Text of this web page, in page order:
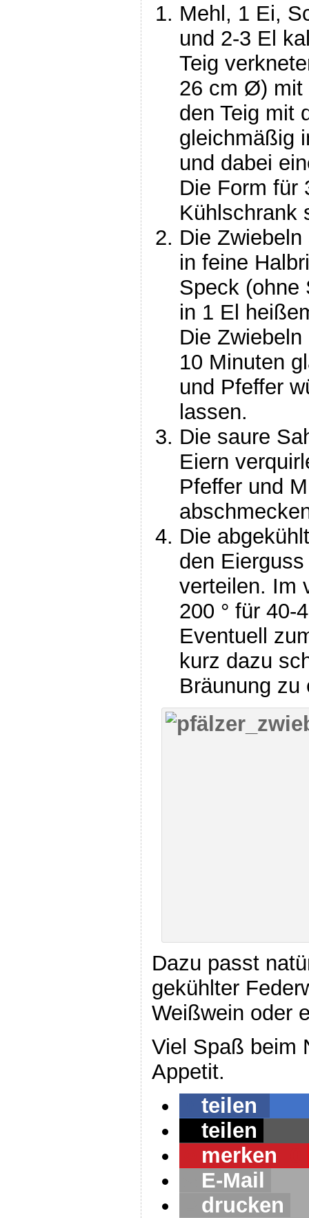
Mehl, 1 Ei,
und 2-3 El
Teig
26 cm Ø) mit
den Teig mit
gleichmäßig
und dabei
Die Form für
Kühlschrank
Die
in feine
Speck (ohne
in 1 El
Die
10 Minuten
und Pfeffer
lassen.
Die saure
Eiern
Pfeffer und
Die
den
verteilen. Im
200 ° für 40-
Eventuell
kurz dazu
Bräunung zu
Dazu passt
gekühlter
Weißwein oder
Viel Spaß beim
Appetit.
teilen
teilen
merken
E-Mail
drucken